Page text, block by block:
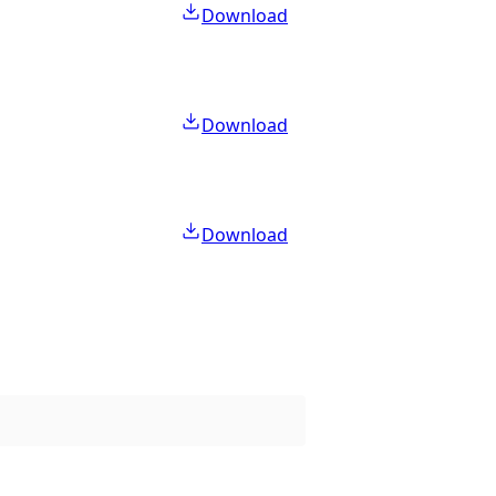
Download
Download
Download